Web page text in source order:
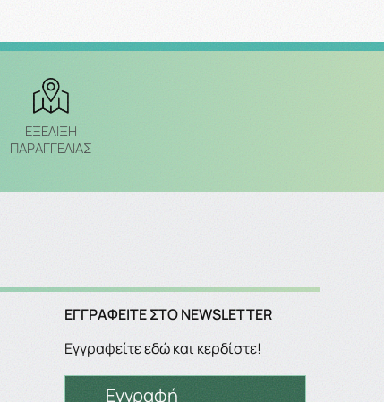
ΕΞΈΛΙΞΗ
ΠΑΡΑΓΓΕΛΙΑΣ
ΕΓΓΡΑΦΕΊΤΕ ΣΤΟ NEWSLETTER
Εγγραφείτε εδώ και κερδίστε!
Εγγραφή